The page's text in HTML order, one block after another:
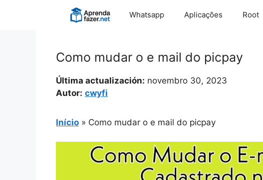
Whatsapp Aplicações Root
Como mudar o e mail do picpay
Última actualización: novembro 30, 2023
Autor: cwyfi
Início » Como mudar o e mail do picpay